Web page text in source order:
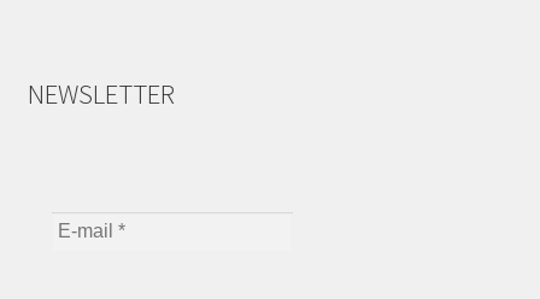
NEWSLETTER